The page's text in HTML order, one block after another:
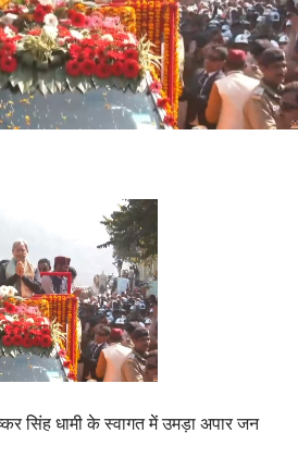
सिंह धामी के स्वागत में उमड़ा अपार जन